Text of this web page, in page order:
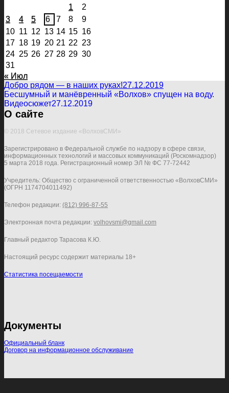
1
2
3
4 5 6 7 8
9
10 11 12 13 14 15 16
17 18 19 20 21 22 23
24 25 26 27 28 29 30
31
« Июл
Добро рядом — в наших руках!27.12.2019
Бесшумный и манёвренный «Волхов» спущен на воду.
Видеосюжет27.12.2019
О сайте
© 2018 Сетевое издание «ВолховСМИ»
Зарегистрировано в Федеральной службе по надзору в сфере связи,
информационных технологий и массовых коммуникаций (Роскомнадзор)
5 марта 2018 года. Регистрационный номер ЭЛ № ФС 77-72442
Учредитель: Общество с ограниченной ответственностью «ВолховСМИ»
(ОГРН 1174704011492)
Телефон редакции: (812) 996-87-55
Электронная почта редакции: volhovsmi@gmail.com
Главный редактор Тарасова К.Ю.
Настоящий ресурс содержит материалы 18+
Статистика посещаемости
Документы
Официальный бланк
Договор на информационное обслуживание